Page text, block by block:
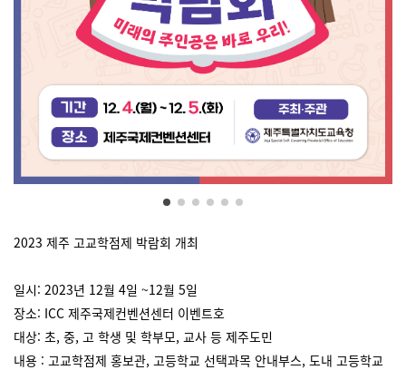
2023 제주 고교학점제 박람회 개최
일시: 2023년 12월 4일 ~12월 5일
장소: ICC 제주국제컨벤션센터 이벤트호
대상: 초, 중, 고 학생 및 학부모, 교사 등 제주도민
내용 : 고교학점제 홍보관, 고등학교 선택과목 안내부스, 도내 고등학교